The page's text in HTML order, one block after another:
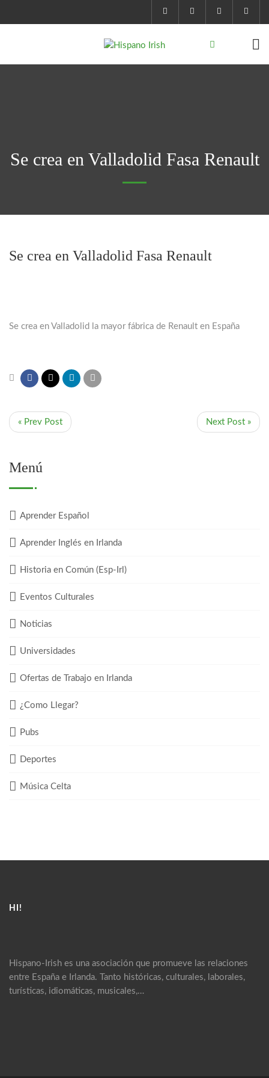
Se crea en Valladolid Fasa Renault
Se crea en Valladolid Fasa Renault
Se crea en Valladolid la mayor fábrica de Renault en España
« Prev Post Next Post »
Menú
Aprender Español
Aprender Inglés en Irlanda
Historia en Común (Esp-Irl)
Eventos Culturales
Noticias
Universidades
Ofertas de Trabajo en Irlanda
¿Como Llegar?
Pubs
Deportes
Música Celta
HI!
Hispano-Irish es una asociación que promueve las relaciones
entre España e Irlanda. Tanto históricas, culturales, laborales,
turísticas, idiomáticas, musicales,…